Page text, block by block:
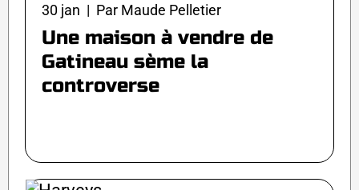
30 jan | Par Maude Pelletier
Une maison à vendre de
Gatineau sème la
controverse